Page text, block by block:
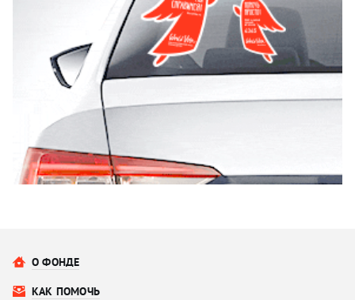
О ФОНДЕ
КАК ПОМОЧЬ